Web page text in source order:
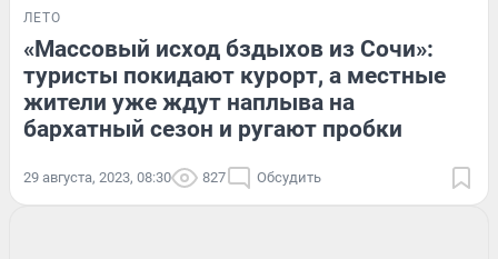
ЛЕТО
«Массовый исход бздыхов из Сочи»:
туристы покидают курорт, а местные
жители уже ждут наплыва на
бархатный сезон и ругают пробки
29 августа, 2023, 08:30 827 Обсудить